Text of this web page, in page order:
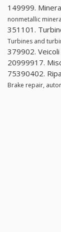
149999.
nonmetallic
351101.
Turbines and
379902.
20999917.
75390402.
Brake repair,